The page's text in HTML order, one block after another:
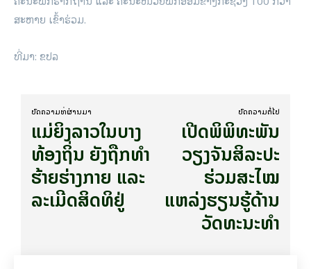
ສະຫາຍ ເຂົ້າຮ່ວມ.
ທີ່​ມາ: ຂ​ປ​ລ
ບົດ​ຄວາມ​ທີ່​ຜ່ານ​ມາ
​ແມ່​ຍິງ​ລາວ​ໃນ​ບາງ​​
ທ້ອງ​ຖິ່ນ ຍັງ​ຖືກ​ທຳ​
ຮ້າຍ​ຮ່າ​ງກາຍ ແລະ​
ລະ​ເມີດ​ສິດ​ທິ​ຢູ່
ບົດ​ຄວາມ​ຕໍ່​ໄປ
ເປີດພິພິທະພັນ
ວຽງຈັນສິລະປະ
ຮ່ວມສະໄໝ
ແຫລ່ງຮຽນຮູ້ດ້ານ
ວັດທະນະທໍາ